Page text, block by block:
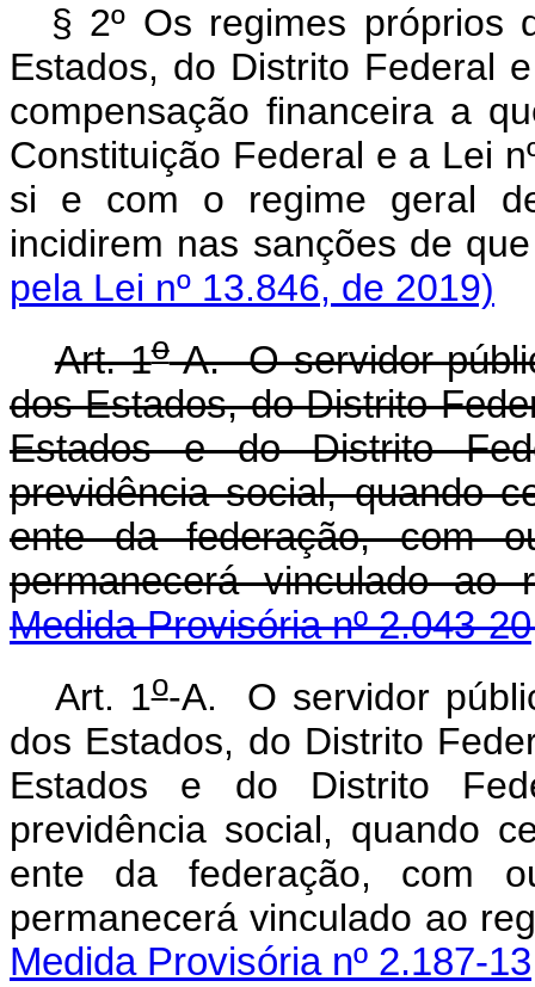
§ 2º Os regimes próprios
Estados, do Distrito Federal
compensação financeira a
Constituição Federal e a Lei
si e com o regime geral
incidirem nas sanções de
pela Lei nº 13.846, de 2019)
Art. 1o-A. O servidor
dos Estados, do Distrito
Estados e do Distrito
previdência social, quando
ente da federação, com
permanecerá vinculado
Medida Provisória nº 2.043-
Art. 1o-A. O servidor
dos Estados, do Distrito
Estados e do Distrito
previdência social, quando
ente da federação, com
permanecerá vinculado ao
Medida Provisória nº 2.187-